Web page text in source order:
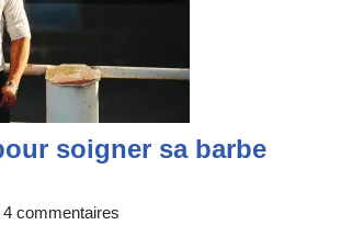
soigner sa barbe
4 commentaires